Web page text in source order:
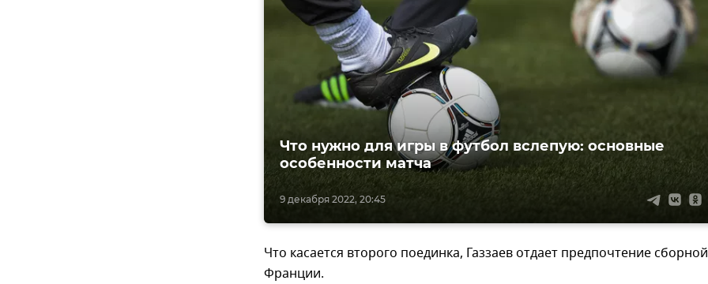
9 декабря 2022, 20:45
Что нужно для игры в футбол вслепую: основные
особенности матча
Что касается второго поединка, Газзаев отдает предпочтение сборной
Франции.